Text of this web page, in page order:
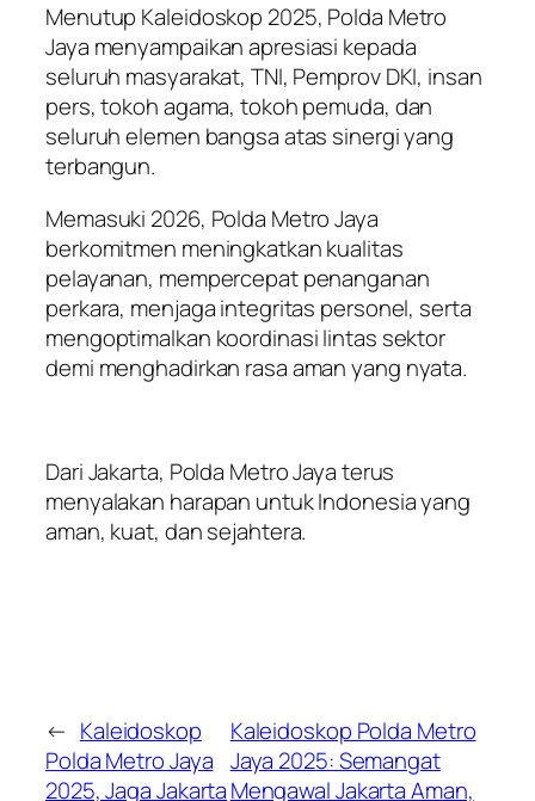
Menutup Kaleidoskop 2025, Polda Metro
Jaya menyampaikan apresiasi kepada
seluruh masyarakat, TNI, Pemprov DKI, insan
pers, tokoh agama, tokoh pemuda, dan
seluruh elemen bangsa atas sinergi yang
terbangun.
Memasuki 2026, Polda Metro Jaya
berkomitmen meningkatkan kualitas
pelayanan, mempercepat penanganan
perkara, menjaga integritas personel, serta
mengoptimalkan koordinasi lintas sektor
demi menghadirkan rasa aman yang nyata.
Dari Jakarta, Polda Metro Jaya terus
menyalakan harapan untuk Indonesia yang
aman, kuat, dan sejahtera.
← Kaleidoskop
Polda Metro Jaya
2025, Jaga Jakarta
Kaleidoskop Polda Metro
Jaya 2025: Semangat
Mengawal Jakarta Aman,